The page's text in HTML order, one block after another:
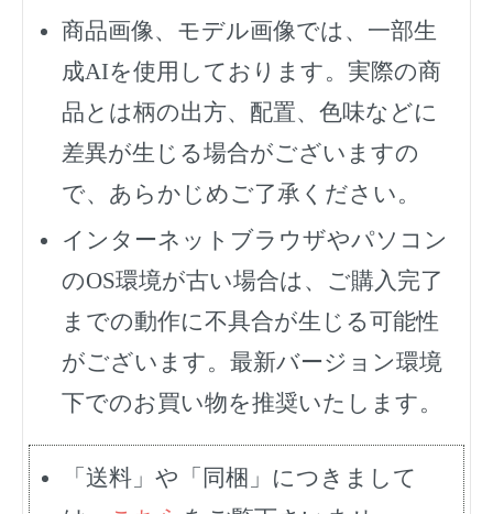
商品画像、モデル画像では、一部生
成AIを使用しております。実際の商
品とは柄の出方、配置、色味などに
差異が生じる場合がございますの
で、あらかじめご了承ください。
インターネットブラウザやパソコン
のOS環境が古い場合は、ご購入完了
までの動作に不具合が生じる可能性
がございます。最新バージョン環境
下でのお買い物を推奨いたします。
「送料」や「同梱」につきまして